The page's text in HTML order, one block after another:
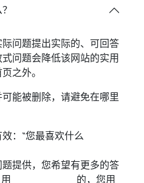
问题提出实际的、可回答
问题会降低该网站的实用
之外。
能被删除，请避免在哪里
：“您最喜欢什么
提供，您希望有更多的答
____________的，您用